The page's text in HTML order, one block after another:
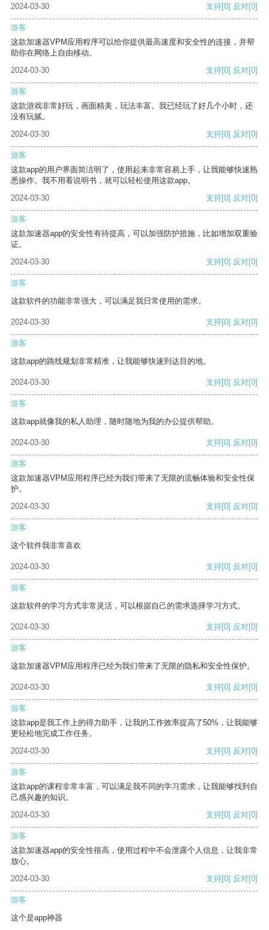
2024-03-30 支持[0] 反对[0]
游客
这款加速器VPM应用程序可以给你提供最高速度和安全性的连接，并帮
助你在网络上自由移动。
2024-03-30
支持[0] 反对[0]
游客
这款游戏非常好玩，画面精美，玩法丰富。我已经玩了好几个小时，还
没有玩腻。
2024-03-30
支持[0] 反对[0]
游客
这款app的用户界面简洁明了，使用起来非常容易上手，让我能够快速熟
悉操作。我不用看说明书，就可以轻松使用这款app。
2024-03-30
支持[0] 反对[0]
游客
这款加速器app的安全性有待提高，可以加强防护措施，比如增加双重验
证。
2024-03-30
支持[0] 反对[0]
游客
这款软件的功能非常强大，可以满足我日常使用的需求。
2024-03-30 支持[0] 反对[0]
游客
这款app的路线规划非常精准，让我能够快速到达目的地。
2024-03-30 支持[0] 反对[0]
游客
这款app就像我的私人助理，随时随地为我的办公提供帮助。
2024-03-30 支持[0] 反对[0]
游客
这款加速器VPM应用程序已经为我们带来了无限的流畅体验和安全性保
护。
2024-03-30
支持[0] 反对[0]
游客
这个软件我非常喜欢
2024-03-30 支持[0] 反对[0]
游客
这款软件的学习方式非常灵活，可以根据自己的需求选择学习方式。
2024-03-30 支持[0] 反对[0]
游客
这款加速器VPM应用程序已经为我们带来了无限的隐私和安全性保护。
2024-03-30 支持[0] 反对[0]
游客
这款app是我工作上的得力助手，让我的工作效率提高了50%，让我能够
更轻松地完成工作任务。
2024-03-30
支持[0] 反对[0]
游客
这款app的课程非常丰富，可以满足我不同的学习需求，让我能够找到自
己感兴趣的知识。
2024-03-30
支持[0] 反对[0]
游客
这款加速器app的安全性很高，使用过程中不会泄露个人信息，让我非常
放心。
2024-03-30
支持[0] 反对[0]
游客
这个是app神器